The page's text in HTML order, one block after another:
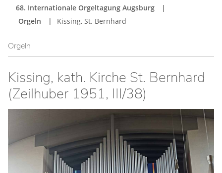
68. Internationale Orgeltagung Augsburg
Orgeln
Kissing, St. Bernhard
Orgeln
Kissing, kath. Kirche St. Bernhard
(Zeilhuber 1951, III/38)